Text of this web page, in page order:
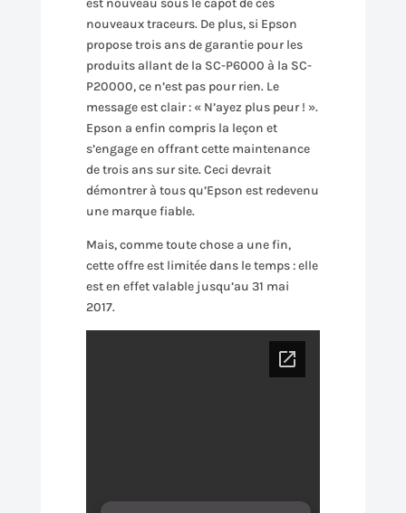
est nouveau sous le capot de ces
nouveaux traceurs. De plus, si Epson
propose trois ans de garantie pour les
produits allant de la SC-P6000 à la SC-
P20000, ce n’est pas pour rien. Le
message est clair : « N’ayez plus peur ! ».
Epson a enfin compris la leçon et
s’engage en offrant cette maintenance
de trois ans sur site. Ceci devrait
démontrer à tous qu’Epson est redevenu
une marque fiable.
Mais, comme toute chose a une fin,
cette offre est limitée dans le temps : elle
est en effet valable jusqu’au 31 mai
2017.